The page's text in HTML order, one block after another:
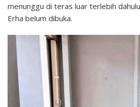
menunggu di teras luar terlebih
Erha belum dibuka.